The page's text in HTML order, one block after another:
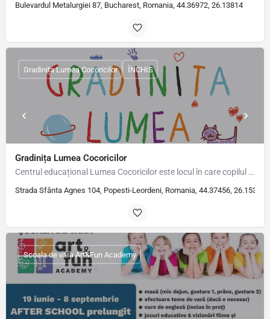
Bulevardul Metalurgiei 87, Bucharest, Romania, 44.36972, 26.13814
Gradinița Lumea Cocoricilor
Centrul educațional Lumea Cocoricilor este locul în care copilul tău descoperă lumea prin joc, își dezvoltă…
Strada Sfânta Agnes 104, Popesti-Leordeni, Romania, 44.37456, 26.15321
Gradinița Lumea Cocoricilor ÎNCHIS
Scoala de vara Art&Fun Academy